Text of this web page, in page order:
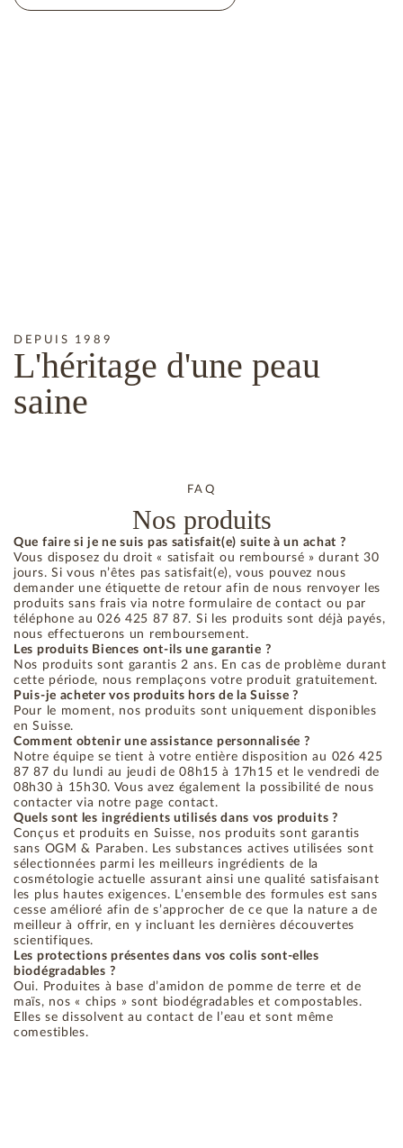
DEPUIS 1989
L'héritage d'une peau
saine
FAQ
Nos produits
Que faire si je ne suis pas satisfait(e) suite à un achat ?
Vous disposez du droit « satisfait ou remboursé » durant 30
jours. Si vous n’êtes pas satisfait(e), vous pouvez nous
demander une étiquette de retour afin de nous renvoyer les
produits sans frais via notre formulaire de contact ou par
téléphone au 026 425 87 87. Si les produits sont déjà payés,
nous effectuerons un remboursement.
Les produits Biences ont-ils une garantie ?
Nos produits sont garantis 2 ans. En cas de problème durant
cette période, nous remplaçons votre produit gratuitement.
Puis-je acheter vos produits hors de la Suisse ?
Pour le moment, nos produits sont uniquement disponibles
en Suisse.
Comment obtenir une assistance personnalisée ?
Notre équipe se tient à votre entière disposition au 026 425
87 87 du lundi au jeudi de 08h15 à 17h15 et le vendredi de
08h30 à 15h30. Vous avez également la possibilité de nous
contacter via notre page contact.
Quels sont les ingrédients utilisés dans vos produits ?
Conçus et produits en Suisse, nos produits sont garantis
sans OGM & Paraben. Les substances actives utilisées sont
sélectionnées parmi les meilleurs ingrédients de la
cosmétologie actuelle assurant ainsi une qualité satisfaisant
les plus hautes exigences. L’ensemble des formules est sans
cesse amélioré afin de s’approcher de ce que la nature a de
meilleur à offrir, en y incluant les dernières découvertes
scientifiques.
Les protections présentes dans vos colis sont-elles
biodégradables ?
Oui. Produites à base d’amidon de pomme de terre et de
maïs, nos « chips » sont biodégradables et compostables.
Elles se dissolvent au contact de l’eau et sont même
comestibles.